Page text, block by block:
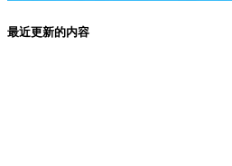
最近更新的内容